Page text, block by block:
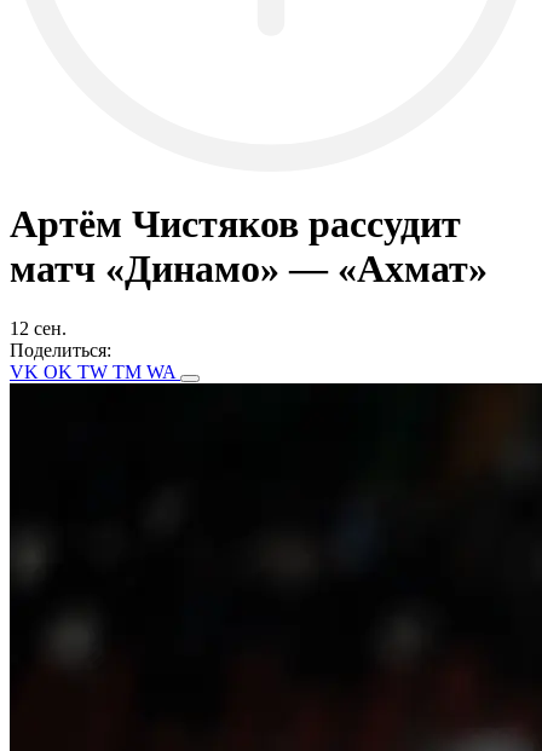
Артём Чистяков рассудит
матч «Динамо» — «Ахмат»
12 сен.
Поделиться:
VK OK TW TM WA